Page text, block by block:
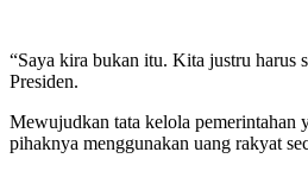
“Saya kira bukan itu. Kita justru harus
Presiden.
Mewujudkan tata kelola pemerintahan
pihaknya menggunakan uang rakyat